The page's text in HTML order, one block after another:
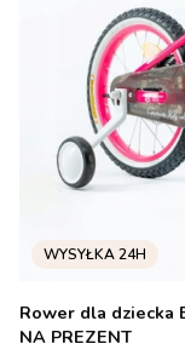
Rower dla dziecka
NA PREZENT